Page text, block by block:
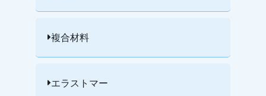
複合材料
エラストマー